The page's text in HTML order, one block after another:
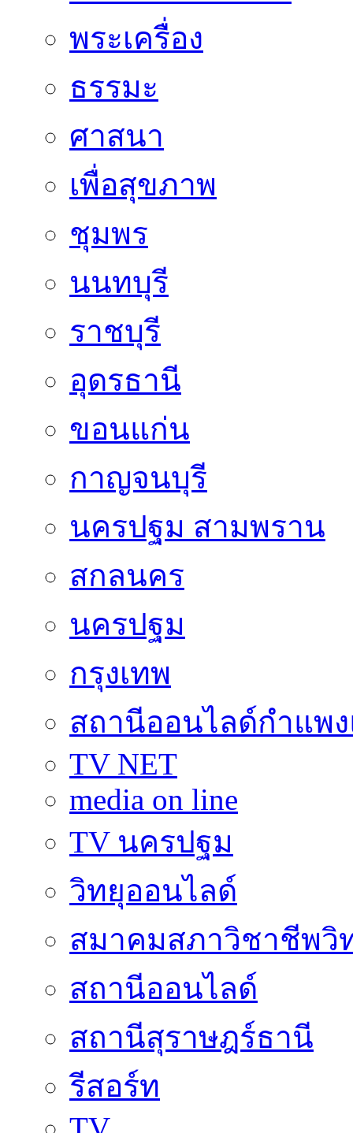
พระเครื่อง
ธรรมะ
ศาสนา
เพื่อสุขภาพ
ชุมพร
นนทบุรี
ราชบุรี
อุดรธานี
ขอนแก่น
กาญจนบุรี
นครปฐม สามพราน
สกลนคร
นครปฐม
กรุงเทพ
สถานีออนไลด์กำแพ
TV NET
media on line
TV นครปฐม
วิทยุออนไลด์
สมาคมสภาวิชาชีพวิ
สถานีออนไลด์
สถานีสุราษฎร์ธานี
รีสอร์ท